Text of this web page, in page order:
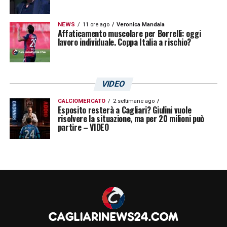
giornata di domani si configura quindi come
un appuntamento imperdibile per tutti gli
appassionati, desiderosi di vivere appieno
l’inizio di questa nuova stagione.
LA PLAYLIST DELLE NOSTRE TOP NEWS
NEWS 11 ore ago Veronica Mandala
Affaticamento muscolare per Borrelli: oggi
lavoro individuale. Coppa Italia a rischio?
VIDEO
CALCIOMERCATO 2 settimane ago
Esposito resterà a Cagliari? Giulini vuole
risolvere la situazione, ma per 20 milioni può
partire – VIDEO